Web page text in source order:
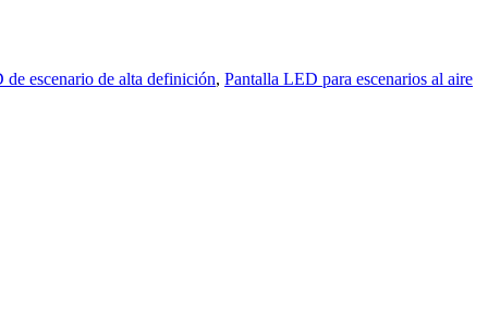
de escenario de alta definición, Pantalla LED para escenarios al aire